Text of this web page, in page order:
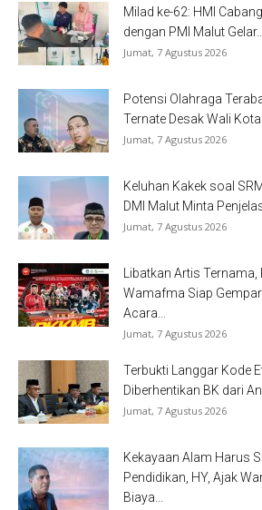
Milad ke-62: HMI
dengan PMI Malut
Jumat, 7 Agustus 2026
Potensi Olahraga
Ternate Desak Wali
Jumat, 7 Agustus 2026
Keluhan Kakek soal
DMI Malut Minta
Jumat, 7 Agustus 2026
Libatkan Artis Ternama,
Wamafma Siap
Acara...
Jumat, 7 Agustus 2026
Terbukti Langgar Kode
Diberhentikan BK dari
Jumat, 7 Agustus 2026
Kekayaan Alam Harus
Pendidikan, HY, Ajak
Biaya...